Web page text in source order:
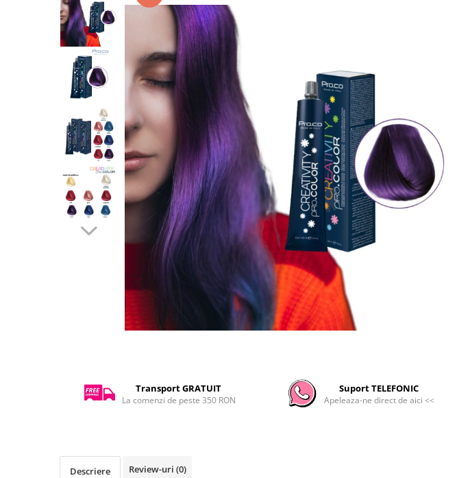
Transport GRATUIT
La comenzi de peste 350 RON
Suport TELEFONIC
Apeleaza-ne direct de aici <<
Descriere Review-uri (0)